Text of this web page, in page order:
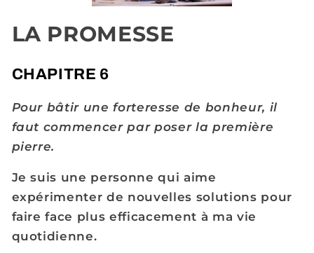
LA PROMESSE
CHAPITRE 6
Pour bâtir une forteresse de bonheur, il
faut commencer par poser la première
pierre.
Je suis une personne qui aime
expérimenter de nouvelles solutions pour
faire face plus efficacement à ma vie
quotidienne.